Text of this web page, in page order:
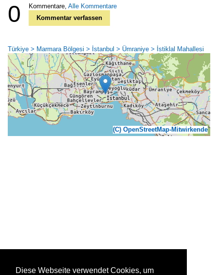
0 Kommentare, Alle Kommentare
Kommentar verfassen
Türkiye > Marmara Bölgesi > İstanbul > Ümraniye > İstiklal Mahallesi
(C) OpenStreetMap-Mitwirkende
Diese Webseite verwendet Cookies, um